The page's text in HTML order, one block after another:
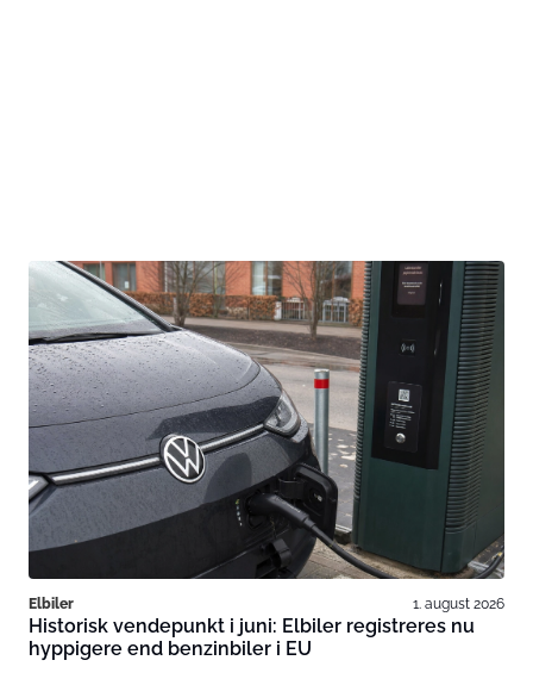
Elbiler 1. august 2026
Historisk vendepunkt i juni: Elbiler registreres nu
hyppigere end benzinbiler i EU